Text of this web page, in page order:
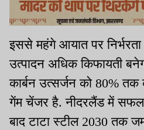
इससे महंगे आयात पर
उत्पादन अधिक किफायती
कार्बन उत्सर्जन को 80%
गेंम चेंजर है. नीदरलैंड में सफल
बाद टाटा स्टील 2030 तक